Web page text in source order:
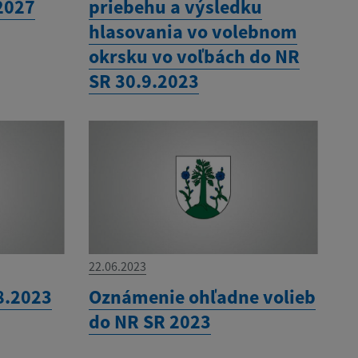
priebehu a výsledku
hlasovania vo volebnom
okrsku vo voľbách do NR
SR 30.9.2023
22.06.2023
Oznámenie ohľadne volieb
do NR SR 2023